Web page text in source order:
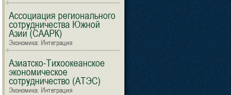
Ассоциация регионального
сотрудничества Южной
Азии (СААРК)
Экономика: Интеграция
Азиатско-Тихоокеанское
экономическое
сотрудничество (АТЭС)
Экономика: Интеграция